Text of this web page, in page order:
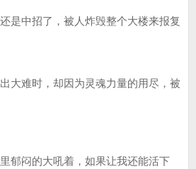
中招了，被人炸毁整个大楼来报复
难时，却因为灵魂力量的用尽，被
闷的大吼着，如果让我还能活下